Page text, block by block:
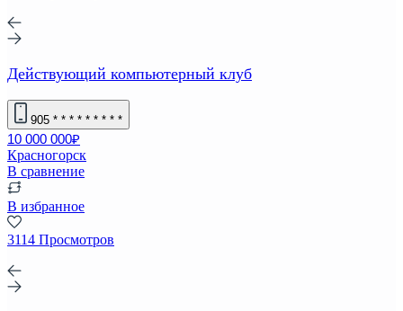
Действующий компьютерный клуб
905 * * * * * * * * *
10 000 000₽
Красногорск
В сравнение
В избранное
3114 Просмотров